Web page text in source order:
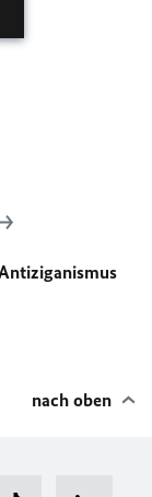
nach oben